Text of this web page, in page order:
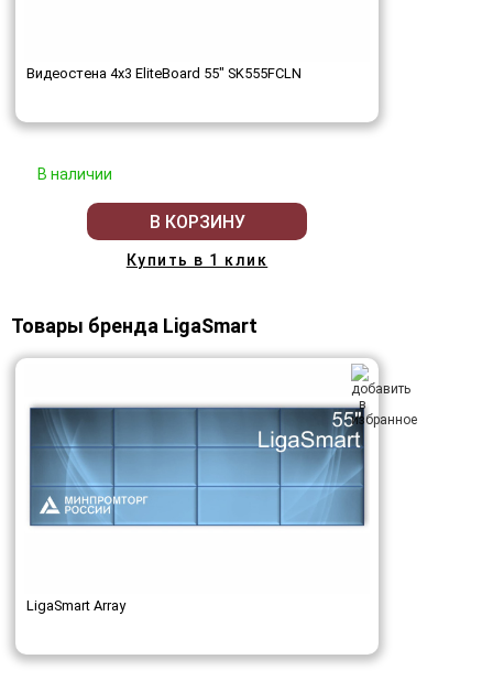
Видеостена 4x3 EliteBoard 55" SK555FCLN
В наличии
В КОРЗИНУ
Купить в 1 клик
Товары бренда LigaSmart
LigaSmart Array